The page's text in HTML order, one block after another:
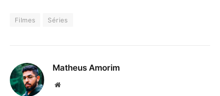
Filmes Séries
Matheus Amorim
Website